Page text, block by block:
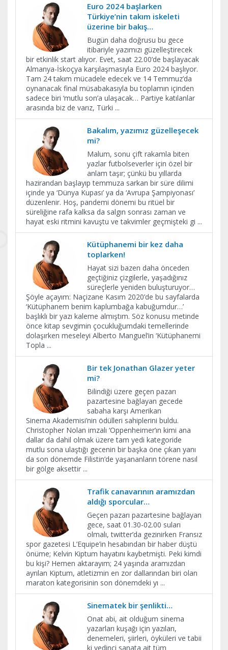
Euro 2024 başlarken
Türkiye’nin takım iskeleti
üzerine bir bakış…
Bugün daha doğrusu bu gece
itibariyle yazımızı güzelleştirecek
bir etkinlik start alıyor. Evet, saat 22.00’de başlayacak
Almanya-İskoçya karşılaşmasıyla Euro 2024 başlıyor.
Tam 24 takım mücadele edecek ve 14 Temmuz’da
oynanacak final müsabakasıyla bu toplamın içinden
sadece biri ‘mutlu son’a ulaşacak… Partiye katılanlar
arasında biz de varız, Türki ...
Bakalım, yazımız güzelleşecek
mi?
Malum, sonu çift rakamla biten
yazlar futbolseverler için özel bir
anlam taşır; çünkü bu yıllarda
hazirandan başlayıp temmuza sarkan bir süre dilimi
içinde ya ‘Dünya Kupası’ ya da ‘Avrupa Şampiyonası’
düzenlenir. Hoş, pandemi dönemi bu ritüel bir
süreliğine rafa kalksa da salgın sonrası zaman ve
hayat eski ritmini kavuştu ve takvimler geçmişteki gi ...
Kütüphanemi bir kez daha
toplarken!
Hayat sizi bazen daha önceden
geçtiğiniz çizgilerle, yaşadığınız
süreçlerle yeniden buluşturuyor…
Şöyle açayım: Naçizane Kasım 2020’de bu sayfalarda
‘Kütüphanem benim kaplumbağa kabuğumdur…’
başlıklı bir yazı kaleme almıştım. Söz konusu metinde
önce kitap sevgimin çocukluğumdaki temellerinde
dolaşırken meseleyi Alberto Manguel’in ‘Kütüphanemi
Topla ...
Bir tek Jonathan Glazer yeter
mi?
Bilindiği üzere geçen pazarı
pazartesine bağlayan gecede
sabaha karşı Amerikan
Sinema Akademisi’nin ödülleri sahiplerini buldu.
Christopher Nolan imzalı ‘Oppenheimer’ın kimi ana
dallar da dahil olmak üzere tam yedi kategoride
mutlu sona ulaştığı gecenin bir başka öne çıkan yanı
da son dönemde Filistin’de yaşananların törene nasıl
bir gölge aksettir ...
Trafik canavarının aramızdan
aldığı sporcular…
Geçen pazarı pazartesine bağlayan
gece, saat 01.30-02.00 suları
olmalı, twitter’da gezinirken Fransız
spor gazetesi L’Equipe’in hesabından bir haber düştü
önüme; Kelvin Kiptum hayatını kaybetmişti. Peki kimdi
bu kişi? Hemen aktarayım; 24 yaşında aramızdan
ayrılan Kiptum, atletizmin en zor dallarından biri olan
maraton kategorisinin son dönemdeki yı ...
Sinematek bir şenlikti…
Onat abi, ait olduğum sinema
yazarları kuşağı için yazıları,
denemeleri, şiirleri, öyküleri ve tabii
ki yedinci sanata ait tüm